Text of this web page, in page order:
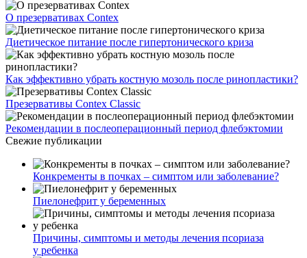
О презервативах Contex
Диетическое питание после гипертонического криза
Как эффективно убрать костную мозоль после ринопластики?
Презервативы Contex Classic
Рекомендации в послеоперационный период флебэктомии
Свежие публикации
Конкременты в почках – симптом или заболевание?
Пиелонефрит у беременных
Причины, симптомы и методы лечения псориаза
у ребенка